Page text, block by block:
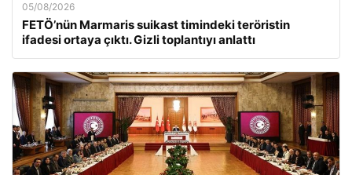
05/08/2026
FETÖ’nün Marmaris suikast timindeki teröristin
ifadesi ortaya çıktı. Gizli toplantıyı anlattı